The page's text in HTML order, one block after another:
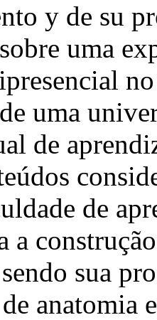
y de su
uma
uma
de
de
a
sua
anatomia